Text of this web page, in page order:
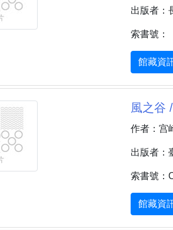
出版者：
索書號：
館藏資
風之谷
作者：宫
出版者：
索書號：
館藏資